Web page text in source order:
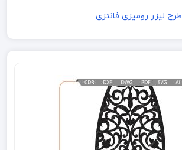
طرح لیزر رومیزی فانتزی